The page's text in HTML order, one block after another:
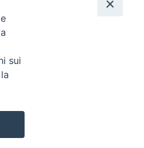
Teologica dell’Italia Meridionale
sui